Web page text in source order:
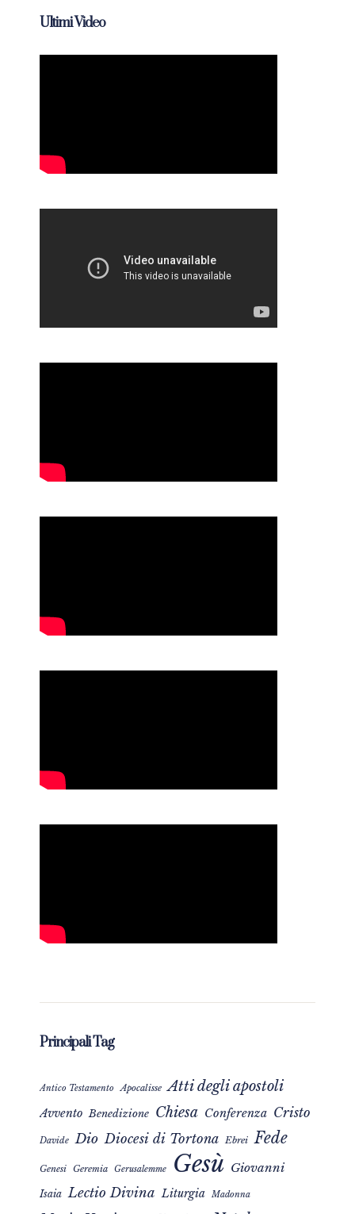
Ultimi Video
Principali Tag
Antico Testamento Apocalisse Atti degli apostoli
Avvento Benedizione Chiesa Conferenza Cristo
Davide Dio Diocesi di Tortona Ebrei Fede
Genesi Geremia Gerusalemme Gesù Giovanni
Isaia Lectio Divina Liturgia Madonna